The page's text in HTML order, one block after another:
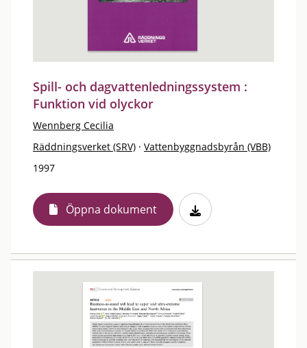
Spill- och dagvattenledningssystem :
Funktion vid olyckor
Wennberg Cecilia
Räddningsverket (SRV) · Vattenbyggnadsbyrån (VBB)
1997
Öppna dokument